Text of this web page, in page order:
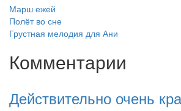
Марш ежей
Полёт во сне
Грустная мелодия для Ани
Комментарии
Действительно очень